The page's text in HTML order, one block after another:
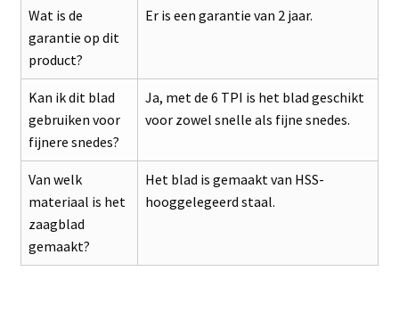
Wat is de
garantie op dit
product?
Er is een garantie van 2 jaar.
Kan ik dit blad
gebruiken voor
fijnere snedes?
Ja, met de 6 TPI is het blad geschikt
voor zowel snelle als fijne snedes.
Van welk
materiaal is het
zaagblad
gemaakt?
Het blad is gemaakt van HSS-
hooggelegeerd staal.